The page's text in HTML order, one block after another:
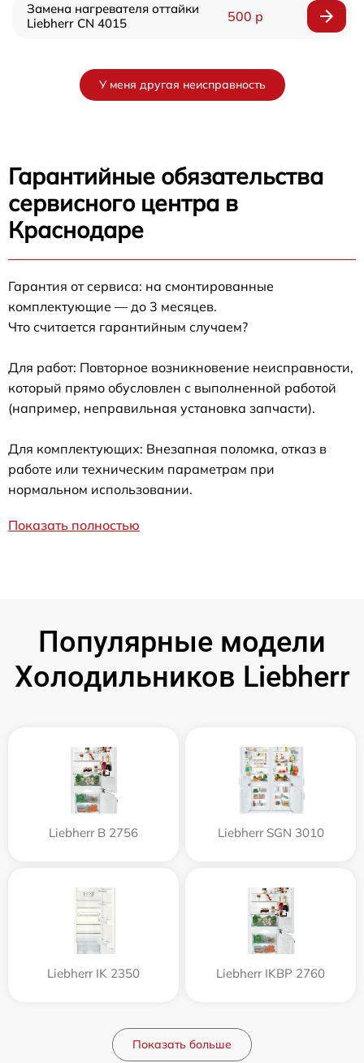
Замена нагревателя оттайки
Liebherr CN 4015
500 р
У меня другая неисправность
Гарантийные обязательства
сервисного центра в
Краснодаре
Гарантия от сервиса: на смонтированные
комплектующие — до 3 месяцев.
Что считается гарантийным случаем?
Для работ: Повторное возникновение неисправности,
который прямо обусловлен с выполненной работой
(например, неправильная установка запчасти).
Для комплектующих: Внезапная поломка, отказ в
работе или техническим параметрам при
нормальном использовании.
Показать полностью
Популярные модели
Холодильников Liebherr
Liebherr B 2756 Liebherr SGN 3010
Liebherr IK 2350 Liebherr IKBP 2760
Показать больше